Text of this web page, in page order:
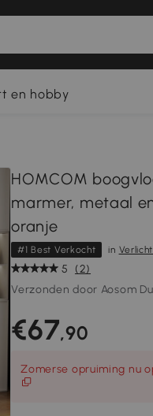
en hobby
HOMCOM
marmer, metaal
oranje
#1 Best Verkocht in
5
(2)
Verzonden door Aosom
€67,90
Zomerse opruiming nu